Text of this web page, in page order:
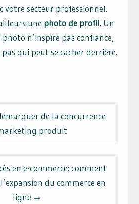
votre secteur professionnel.
une photo de profil. Un
n’inspire pas confiance,
qui peut se cacher derrière.
de la concurrence
produit
en e-commerce: comment
du commerce en
ligne